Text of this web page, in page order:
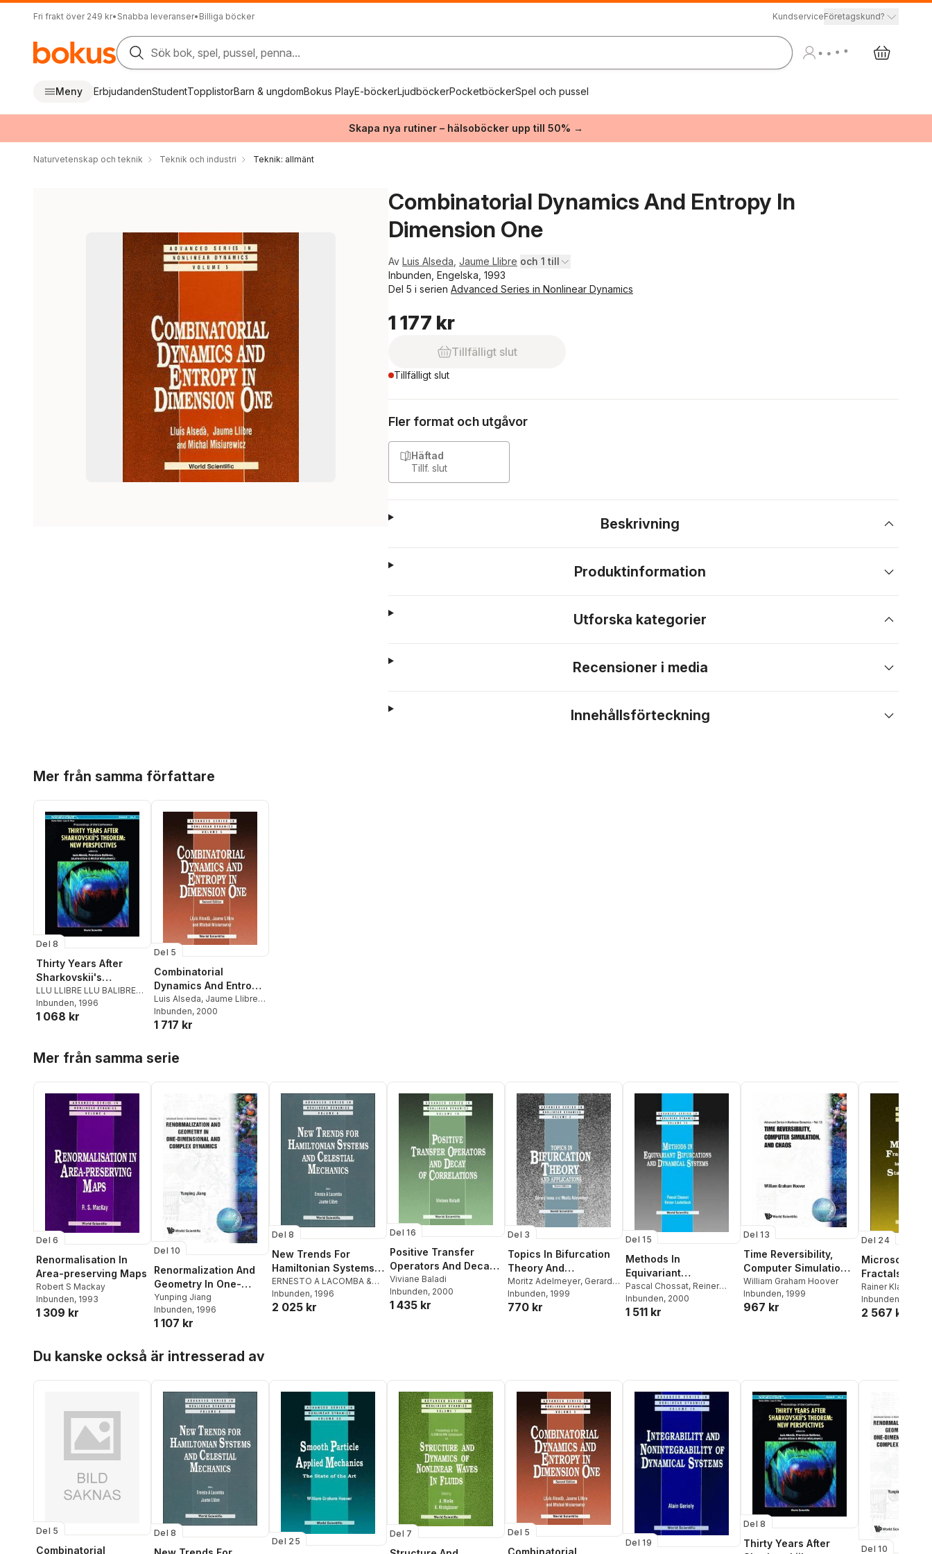
Fri frakt över 249 kr• Snabba leveranser• Billiga böcker KundserviceFöretagskund?
Sök bok, spel, pussel, penna...
Meny ErbjudandenStudentTopplistorBarn & ungdomBokus PlayE-böckerLjudböckerPocketböckerSpel och pussel
Skapa nya rutiner – hälsoböcker upp till 50% →
Naturvetenskap och teknik Teknik och industri Teknik: allmänt
Combinatorial Dynamics And Entropy In
Dimension One
Av Luis Alseda Jaume Llibre och 1 till
Inbunden, Engelska, 1993
Del 5 i serien Advanced Series in Nonlinear Dynamics
1 177 kr
Tillfälligt slut
Tillfälligt slut
Fler format och utgåvor
Häftad
Tillf. slut
Beskrivning
Produktinformation
Utforska kategorier
Recensioner i media
Innehållsförteckning
Mer från samma författare
Del 8
Thirty Years After
Sharkovskii's
Theorem: New
Perspectives -
Proceedings Of The
LLU LLIBRE LLU BALIBREA
FRANCISCO,Luis Alseda
Jaume Llibre
Inbunden, 1996
1 068 kr
Del 5
Combinatorial
Dynamics And Entropy
In Dimension One (2nd
Edition)
Luis Alseda, Jaume Llibre,
Michal Misiurewicz
Inbunden, 2000
1 717 kr
Mer från samma serie
Del 6
Renormalisation In
Area-preserving Maps
Robert S Mackay
Inbunden, 1993
1 309 kr
Del 10
Renormalization And
Geometry In One-
dimensional And
Complex Dynamics
Yunping Jiang
Inbunden, 1996
1 107 kr
Del 8
New Trends For
Hamiltonian Systems
And Celestial
Mechanics
ERNESTO A LACOMBA &
JAUME LLIBRE,
Lacomba,Jaume Llibre
Inbunden, 1996
2 025 kr
Del 16
Positive Transfer
Operators And Decay
Of Correlations
Viviane Baladi
Inbunden, 2000
1 435 kr
Del 3
Topics In Bifurcation
Theory And
Applications (2nd
Edition)
Moritz Adelmeyer, Gerard
Iooss
Inbunden, 1999
770 kr
Del 15
Methods In
Equivariant
Bifurcations And
Dynamical Systems
Pascal Chossat, Reiner
Lauterbach
Inbunden, 2000
1 511 kr
Del 13
Time Reversibility,
Computer Simulation,
And Chaos
William Graham Hoover
Inbunden, 1999
967 kr
Del 24
Microscopic
Fractals And
Transport In
Statistical
Rainer Klages
Inbunden
2 567 kr
Du kanske också är intresserad av
Del 5
Combinatorial
Del 8
Del 25
Del 7 Del 5
Combinatorial
Del 19
Del 8
Thirty Years After
Del 10